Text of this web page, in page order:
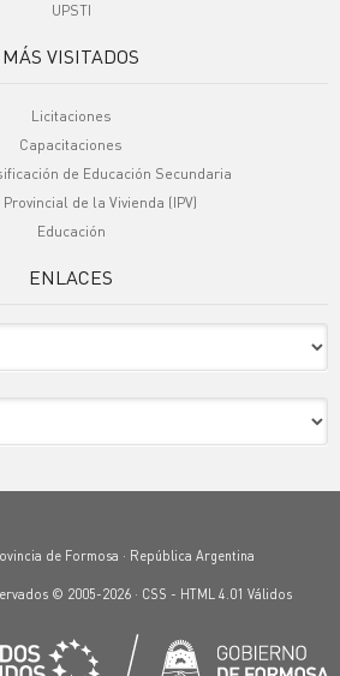
UPSTI
MÁS VISITADOS
Licitaciones
Capacitaciones
de Educación Secundaria
de la Vivienda (IPV)
Educación
ENLACES
de Formosa · República Argentina
© 2005-2026 · CSS - HTML 4.01 Válidos